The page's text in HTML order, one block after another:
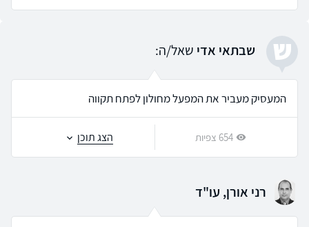
ש שבתאי אדי שאל/ה:
המעסיק מעביר את המפעל מחולון לפתח תקווה
654 צפיות הצג תוכן
רני אורן, עו"ד